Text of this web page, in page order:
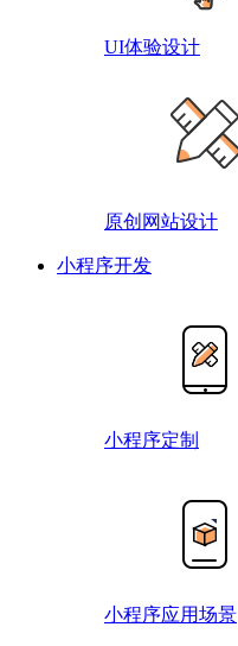
UI体验设计
原创网站设计
小程序开发
小程序定制
小程序应用场景